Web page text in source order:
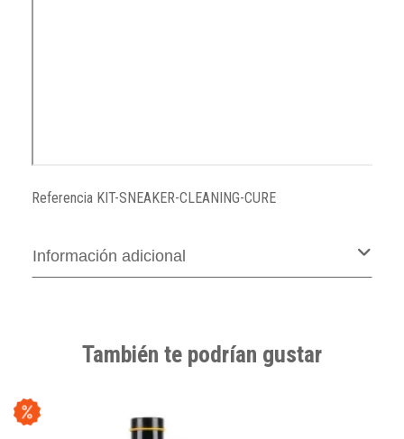
Referencia KIT-SNEAKER-CLEANING-CURE
Información adicional
También te podrían gustar